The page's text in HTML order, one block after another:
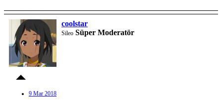
coolstar
Sileo Süper Moderatör
9 Mar 2018